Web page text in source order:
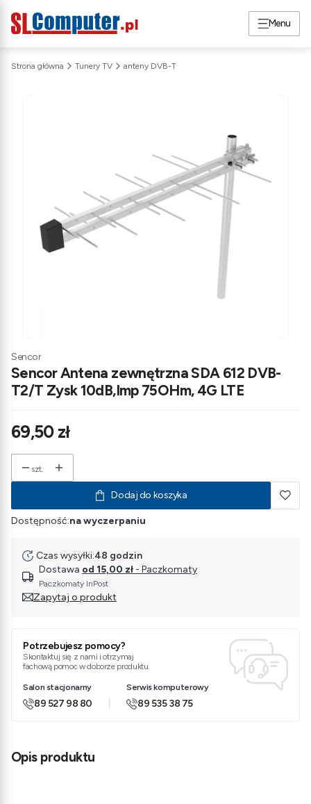
Menu
Strona główna Tunery TV anteny DVB-T
Sencor
Sencor Antena zewnętrzna SDA 612 DVB-
T2/T Zysk 10dB,Imp 75OHm, 4G LTE
Cena
69,50 zł
szt.
Dodaj do koszyka
Dostępność:na wyczerpaniu
Czas wysyłki:48 godzin
Dostawa od 15,00 zł - Paczkomaty
Paczkomaty InPost
Zapytaj o produkt
Potrzebujesz pomocy?
Skontaktuj się z nami i otrzymaj
fachową pomoc w doborze produktu.
Salon stacjonarny
89 527 98 80
Serwis komputerowy
89 535 38 75
Opis produktu